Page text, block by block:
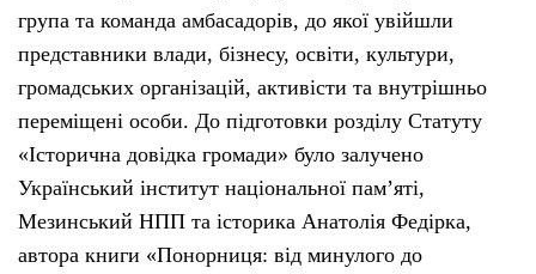
група та команда амбасадорів, до якої увійшли
представники влади, бізнесу, освіти, культури,
громадських організацій, активісти та внутрішньо
переміщені особи. До підготовки розділу Статуту
«Історична довідка громади» було залучено
Український інститут національної пам’яті,
Мезинський НПП та історика Анатолія Федірка,
автора книги «Понорниця: від минулого до